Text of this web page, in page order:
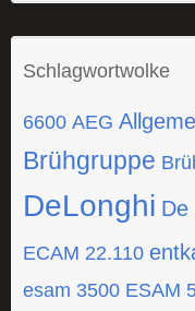
Schlagwortwolke
6600 AEG
Brühgruppe
DeLonghi De
ECAM 22.110
esam 3500 ESAM